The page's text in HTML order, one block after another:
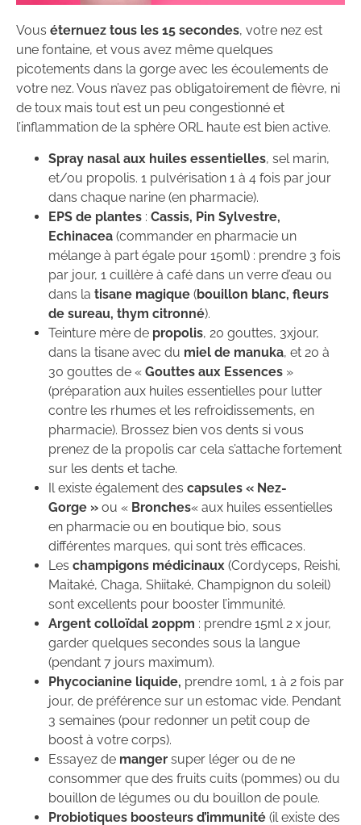
Vous éternuez tous les 15 secondes, votre nez est
une fontaine, et vous avez même quelques
picotements dans la gorge avec les écoulements de
votre nez. Vous n’avez pas obligatoirement de fièvre, ni
de toux mais tout est un peu congestionné et
l’inflammation de la sphère ORL haute est bien active.
Spray nasal aux huiles essentielles, sel marin,
et/ou propolis. 1 pulvérisation 1 à 4 fois par jour
dans chaque narine (en pharmacie).
EPS de plantes : Cassis, Pin Sylvestre,
Echinacea (commander en pharmacie un
mélange à part égale pour 150ml) : prendre 3 fois
par jour, 1 cuillère à café dans un verre d’eau ou
dans la tisane magique (bouillon blanc, fleurs
de sureau, thym citronné).
Teinture mère de propolis, 20 gouttes, 3xjour,
dans la tisane avec du miel de manuka, et 20 à
30 gouttes de « Gouttes aux Essences »
(préparation aux huiles essentielles pour lutter
contre les rhumes et les refroidissements, en
pharmacie). Brossez bien vos dents si vous
prenez de la propolis car cela s’attache fortement
sur les dents et tache.
Il existe également des capsules « Nez-
Gorge » ou « Bronches« aux huiles essentielles
en pharmacie ou en boutique bio, sous
différentes marques, qui sont très efficaces.
Les champigons médicinaux (Cordyceps, Reishi,
Maitaké, Chaga, Shiitaké, Champignon du soleil)
sont excellents pour booster l’immunité.
Argent colloïdal 20ppm : prendre 15ml 2 x jour,
garder quelques secondes sous la langue
(pendant 7 jours maximum).
Phycocianine liquide, prendre 10ml, 1 à 2 fois par
jour, de préférence sur un estomac vide. Pendant
3 semaines (pour redonner un petit coup de
boost à votre corps).
Essayez de manger super léger ou de ne
consommer que des fruits cuits (pommes) ou du
bouillon de légumes ou du bouillon de poule.
Probiotiques boosteurs d’immunité (il existe des